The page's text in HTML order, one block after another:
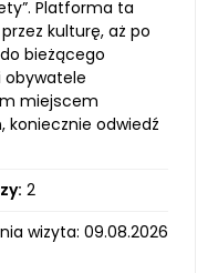
Platforma ta
kulturę, aż po
bieżącego
obywatele
miejscem
odwiedź
2
wizyta: 09.08.2026